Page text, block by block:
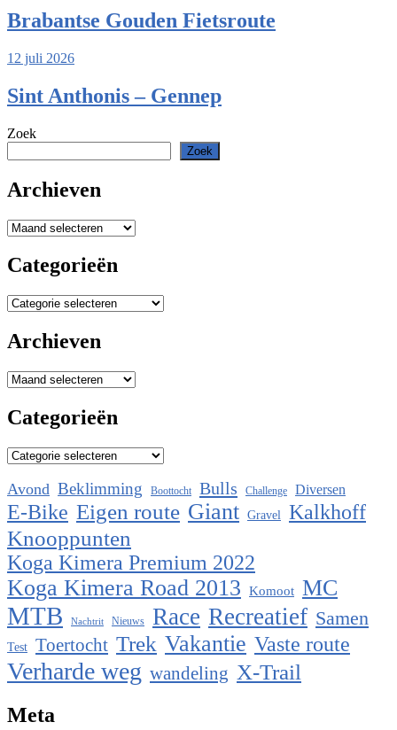
Brabantse Gouden Fietsroute
12 juli 2026
Sint Anthonis – Gennep
Zoek
Zoek
Archieven
Archieven
Categorieën
Categorieën
Archieven
Archieven
Categorieën
Categorieën
Avond Beklimming Boottocht Bulls Challenge Diversen
E-Bike Eigen route Giant Gravel Kalkhoff
Knooppunten
Koga Kimera Premium 2022
Koga Kimera Road 2013 Komoot MC
MTB Nachtrit Nieuws Race Recreatief Samen
Test Toertocht Trek Vakantie Vaste route
Verharde weg wandeling X-Trail
Meta